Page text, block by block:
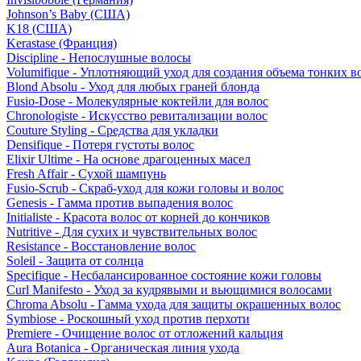
Johnson’s Baby (США)
K18 (США)
Kerastase (Франция)
Discipline - Непослушные волосы
Volumifique - Уплотняющий уход для создания объема тонких
Blond Absolu - Уход для любых граней блонда
Fusio-Dose - Молекулярные коктейли для волос
Chronologiste - Искусство ревитализации волос
Couture Styling - Средства для укладки
Densifique - Потеря густоты волос
Elixir Ultime - На основе драгоценных масел
Fresh Affair - Сухой шампунь
Fusio-Scrub - Скраб-уход для кожи головы и волос
Genesis - Гамма против выпадения волос
Initialiste - Красота волос от корней до кончиков
Nutritive - Для сухих и чувствительных волос
Resistance - Восстановление волос
Soleil - Защита от солнца
Specifique - Несбалансированное состояние кожи головы
Curl Manifesto - Уход за кудрявыми и вьющимися волосами
Chroma Absolu - Гамма ухода для защиты окрашенных волос
Symbiose - Роскошный уход против перхоти
Premiere - Очищение волос от отложений кальция
Aura Botanica - Органическая линия ухода